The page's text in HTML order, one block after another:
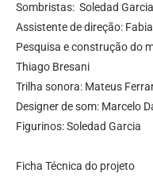
Sombristas: Soledad
Assistente de direção:
Pesquisa e construção do
Thiago Bresani
Trilha sonora: Mateus
Designer de som: Marcelo
Figurinos: Soledad Garcia
Ficha Técnica do projeto